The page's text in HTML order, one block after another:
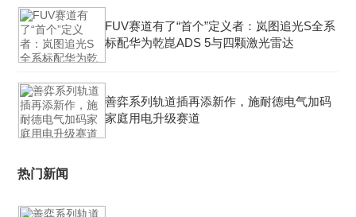
FUV赛道有了“首个”定义者：岚图追光S全系
标配华为乾崑ADS 5与四颗激光雷达
善弈系列轨道插再添新作，施耐德电气加码
家庭用电升级赛道
热门新闻